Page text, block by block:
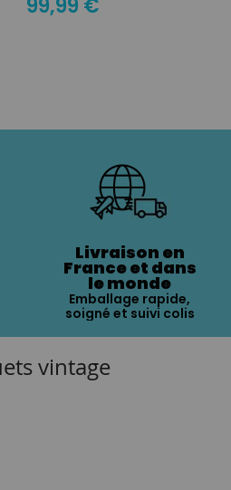
99,99 €
Livraison en
France et dans
le monde
Emballage rapide,
soigné et suivi colis
vintage